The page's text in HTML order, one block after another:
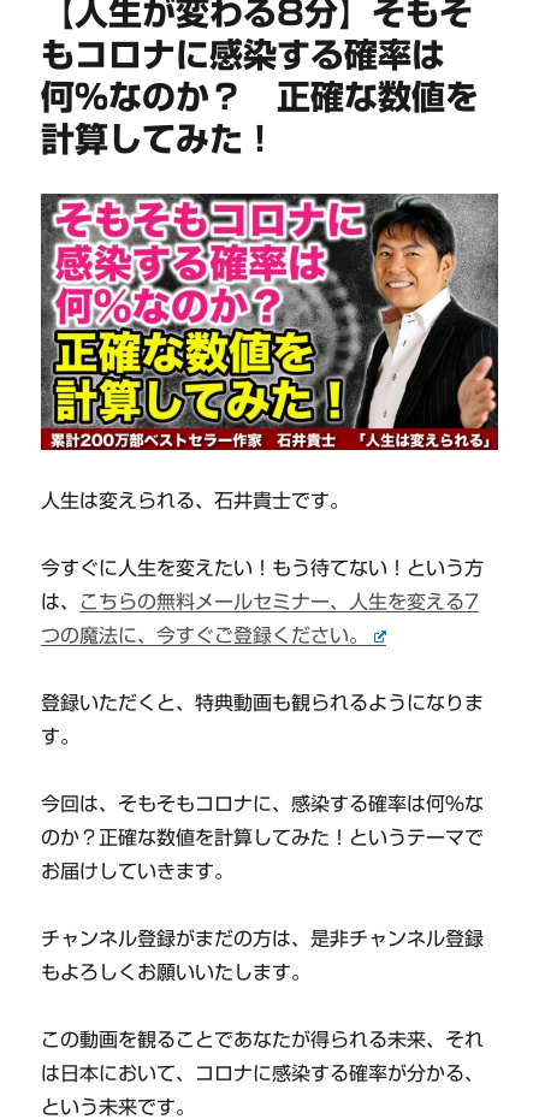
【人生が変わる8分】そもそ
もコロナに感染する確率は
何%なのか？ 正確な数値を
計算してみた！
人生は変えられる、石井貴士です。
今すぐに人生を変えたい！もう待てない！という方
は、 こちらの無料メールセミナー、人生を変える7
つの魔法に、今すぐご登録ください。
登録いただくと、特典動画も観られるようになりま
す。
今回は、そもそもコロナに、感染する確率は何%な
のか？正確な数値を計算してみた！というテーマで
お届けしていきます。
チャンネル登録がまだの方は、是非チャンネル登録
もよろしくお願いいたします。
この動画を観ることであなたが得られる未来、それ
は日本において、コロナに感染する確率が分かる、
という未来です。